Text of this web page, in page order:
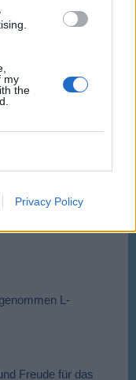
my
the
Privacy Policy
allen ein Frohes
L-
Freude für das